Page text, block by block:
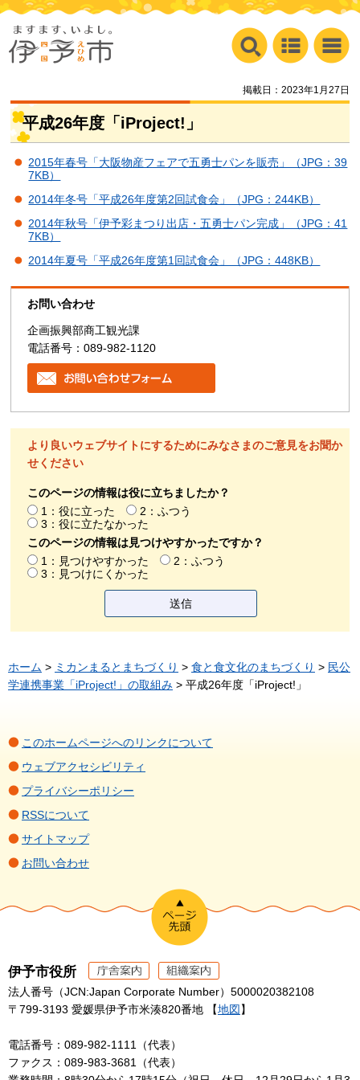
掲載日：2023年1月27日
平成26年度「iProject!」
2015年春号「大阪物産フェアで五勇士パンを販売」（JPG：39
7KB）
2014年冬号「平成26年度第2回試食会」（JPG：244KB）
2014年秋号「伊予彩まつり出店・五勇士パン完成」（JPG：41
7KB）
2014年夏号「平成26年度第1回試食会」（JPG：448KB）
お問い合わせ
企画振興部商工観光課
電話番号：089-982-1120
より良いウェブサイトにするためにみなさまのご意見をお聞か
せください
このページの情報は役に立ちましたか？
1：役に立った
2：ふつう
3：役に立たなかった
このページの情報は見つけやすかったですか？
1：見つけやすかった
2：ふつう
3：見つけにくかった
ホーム > ミカンまるとまちづくり > 食と食文化のまちづくり > 民公
学連携事業「iProject!」の取組み > 平成26年度「iProject!」
このホームページへのリンクについて
ウェブアクセシビリティ
プライバシーポリシー
RSSについて
サイトマップ
お問い合わせ
伊予市役所
法人番号（JCN:Japan Corporate Number）5000020382108
〒799-3193 愛媛県伊予市米湊820番地 【地図 】
電話番号：089-982-1111（代表）
ファクス：089-983-3681（代表）